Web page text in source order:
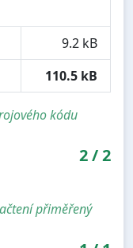
9.2 kB
110.5 kB
kódu
2/2
přiměřený